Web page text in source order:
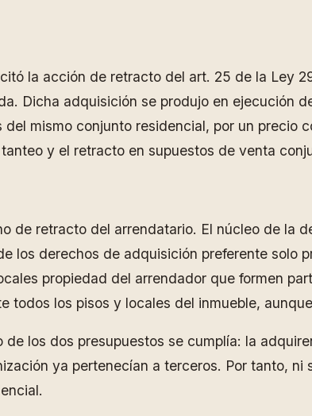
la acción de retracto del art. 25 de la Ley
Dicha adquisición se produjo en ejecución
mismo conjunto residencial, por un precio
y el retracto en supuestos de venta
de retracto del arrendatario. El núcleo de la
los derechos de adquisición preferente solo
propiedad del arrendador que formen
todos los pisos y locales del inmueble,
los dos presupuestos se cumplía: la
ya pertenecían a terceros. Por tanto,